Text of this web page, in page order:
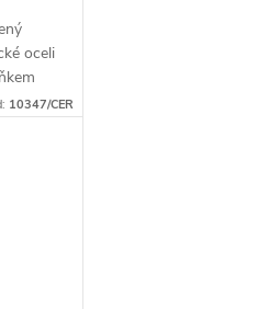
oceli
10347/CER